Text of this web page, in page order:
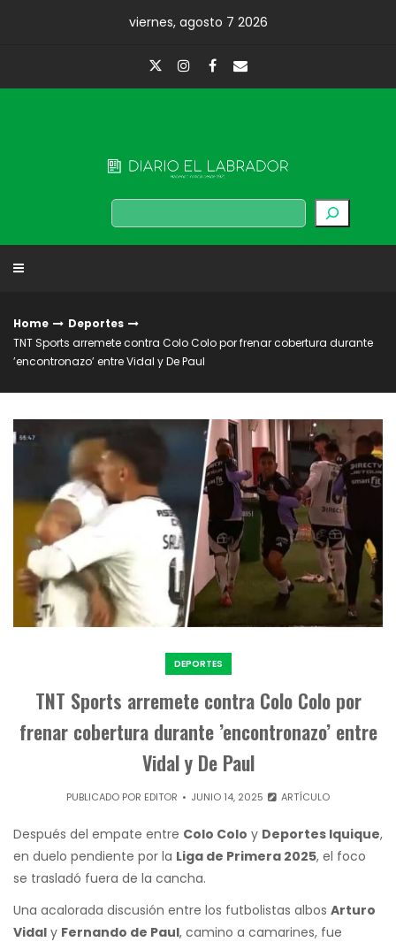
viernes, agosto 7 2026
Buscar
Home
Deportes
TNT Sports arremete contra Colo Colo por frenar cobertura durante
’encontronazo’ entre Vidal y De Paul
DEPORTES
TNT Sports arremete contra Colo Colo por
frenar cobertura durante ’encontronazo’ entre
Vidal y De Paul
PUBLICADO POR EDITOR JUNIO 14, 2025 ARTÍCULO
Después del empate entre Colo Colo y Deportes Iquique,
en duelo pendiente por la Liga de Primera 2025, el foco
se trasladó fuera de la cancha.
Una acalorada discusión entre los futbolistas albos Arturo
Vidal y Fernando de Paul, camino a camarines, fue